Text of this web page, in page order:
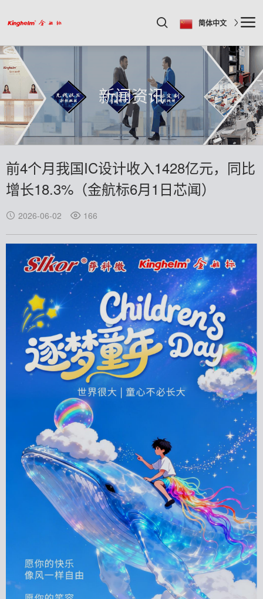
简体中文
新闻资讯
前4个月我国IC设计收入1428亿元，同比
增长18.3%（金航标6月1日芯闻）
2026-06-02 166